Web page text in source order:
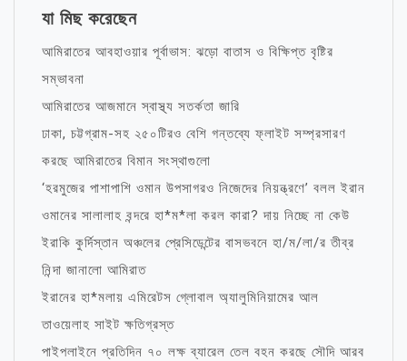
যা মিছ করেছেন
আমিরাতের আবহাওয়ার পূর্বাভাস: ঝড়ো বাতাস ও বিক্ষিপ্ত বৃষ্টির
সম্ভাবনা
আমিরাতের আজমানে স্বাস্থ্য সতর্কতা জারি
ঢাকা, চট্টগ্রাম-সহ ২৫০টিরও বেশি গন্তব্যে ফ্লাইট সম্প্রসারণ
করছে আমিরাতের বিমান সংস্থাগুলো
‘হরমুজের পাশাপাশি ওমান উপসাগরও নিজেদের নিয়ন্ত্রণে’ বলল ইরান
ওমানের সালালাহ বন্দরে হা*ম*লা করল কারা? দায় নিচ্ছে না কেউ
ইরাকি কুর্দিস্তান অঞ্চলের প্রেসিডেন্টের বাসভবনে হা/ম/লা/র তীব্র
নিন্দা জানালো আমিরাত
ইরানের হা*মলায় এমিরেটস গ্লোবাল অ্যালুমিনিয়ামের আল
তাওয়েলাহ সাইট ক্ষতিগ্রস্ত
পাইপলাইনে প্রতিদিন ৭০ লক্ষ ব্যারেল তেল বহন করছে সৌদি আরব